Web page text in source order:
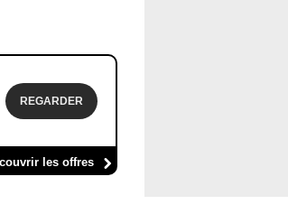
REGARDER
les offres